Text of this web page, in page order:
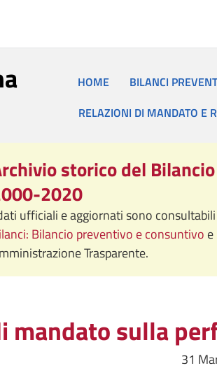
HOME BILANCI
RELAZIONI DI MANDATO E
storico del
2020
ufficiali e aggiornati sono
Bilancio preventivo e consuntivo e
Trasparente.
mandato sulla
31